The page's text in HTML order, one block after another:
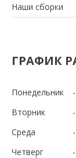
Наши сборки
ГРАФИК
Понедельник
Вторник
Среда
Четверг